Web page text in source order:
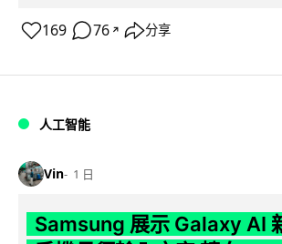
169 76 ↗ 分享
人工智能
Vin 1 日
Samsung 展示 Galaxy AI